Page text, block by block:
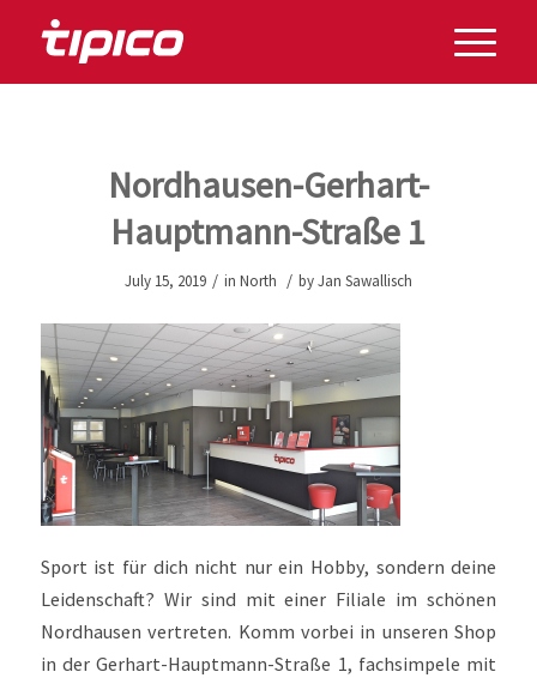
Nordhausen-Gerhart-
Hauptmann-Straße 1
July 15, 2019 / in North / byJan Sawallisch
Sport ist für dich nicht nur ein Hobby, sondern deine
Leidenschaft? Wir sind mit einer Filiale im schönen
Nordhausen vertreten. Komm vorbei in unseren Shop
in der Gerhart-Hauptmann-Straße 1, fachsimpele mit